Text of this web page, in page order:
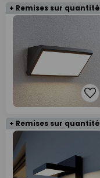
+ Remises sur quantité
+ Remises sur quantité